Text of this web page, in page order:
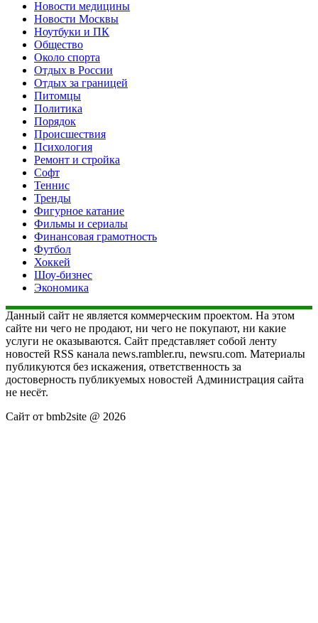
Новости медицины
Новости Москвы
Ноутбуки и ПК
Общество
Около спорта
Отдых в России
Отдых за границей
Питомцы
Политика
Порядок
Происшествия
Психология
Ремонт и стройка
Софт
Теннис
Тренды
Фигурное катание
Фильмы и сериалы
Финансовая грамотность
Футбол
Хоккей
Шоу-бизнес
Экономика
Данный сайт не является коммерческим проектом. На этом
сайте ни чего не продают, ни чего не покупают, ни какие
услуги не оказываются. Сайт представляет собой ленту
новостей RSS канала news.rambler.ru, newsru.com. Материалы
публикуются без искажения, ответственность за
достоверность публикуемых новостей Администрация сайта
не несёт.
Сайт от bmb2site @ 2026